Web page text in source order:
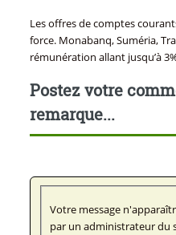
Les offres de comptes
force. Monabanq, Suméria,
rémunération allant jusqu’à
Postez votre
remarque...
Votre message
par un administrateur du